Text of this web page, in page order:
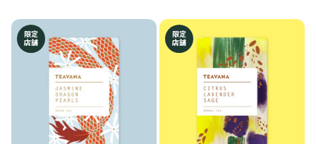
限定
店舗
限定
店舗